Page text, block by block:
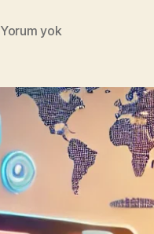
Yorum yokKendi
Eğlenceli
Dil
Öğretmeni
Chatbotu
Eğitmek